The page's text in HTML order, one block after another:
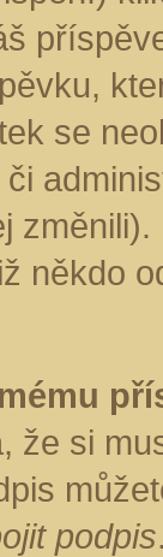
se
někdo
že si
podpis